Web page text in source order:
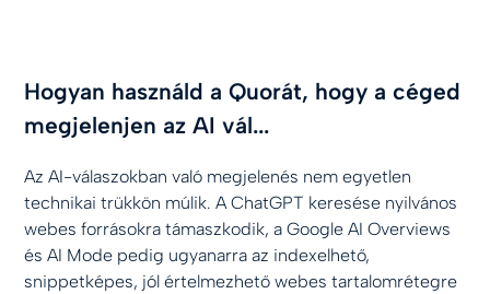
Hogyan használd a Quorát, hogy a céged
megjelenjen az AI vál...
Az AI-válaszokban való megjelenés nem egyetlen
technikai trükkön múlik. A ChatGPT keresése nyilvános
webes forrásokra támaszkodik, a Google AI Overviews
és AI Mode pedig ugyanarra az indexelhető,
snippetképes, jól értelmezhető webes tartalomrétegre